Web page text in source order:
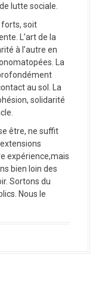
lutte sociale.
forts, soit
L’art de la
à l’autre en
La
au sol. La
solidarité
être, ne suffit
expérience,mais
bien loin des
Sortons du
Nous le